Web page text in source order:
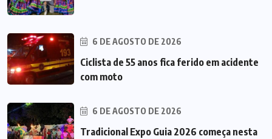
6 DE AGOSTO DE 2026
Ciclista de 55 anos fica ferido em acidente
com moto
6 DE AGOSTO DE 2026
Tradicional Expo Guia 2026 começa nesta